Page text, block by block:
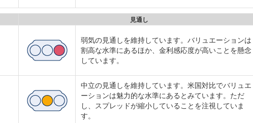
見通し
弱気の見通しを維持しています。バリュエーションは
割高な水準にあるほか、金利感応度が高いことを懸念
しています。
中立の見通しを維持しています。米国対比でバリュエ
ーションは魅力的な水準にあるとみています。ただ
し、スプレッドが縮小していることを注視していま
す。